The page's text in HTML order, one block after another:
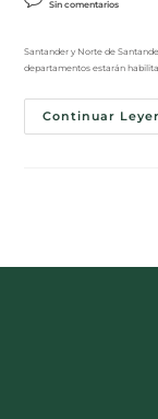
Sin comentarios
Santander y Norte de
departamentos estarán
Continuar